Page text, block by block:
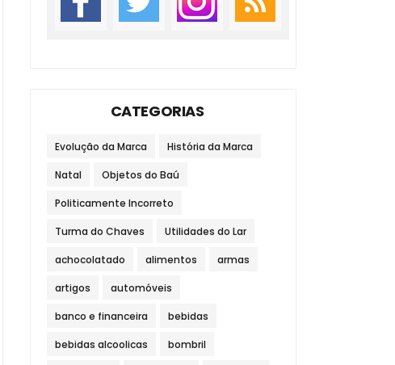
CATEGORIAS
Evolução da Marca História da Marca
Natal Objetos do Baú
Politicamente Incorreto
Turma do Chaves Utilidades do Lar
achocolatado alimentos armas
artigos automóveis
banco e financeira bebidas
bebidas alcoolicas bombril